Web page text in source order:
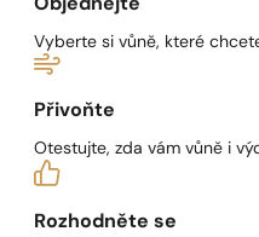
Objednejte
Vyberte si vůně, které
Přivoňte
Otestujte, zda vám vůně i
Rozhodněte se